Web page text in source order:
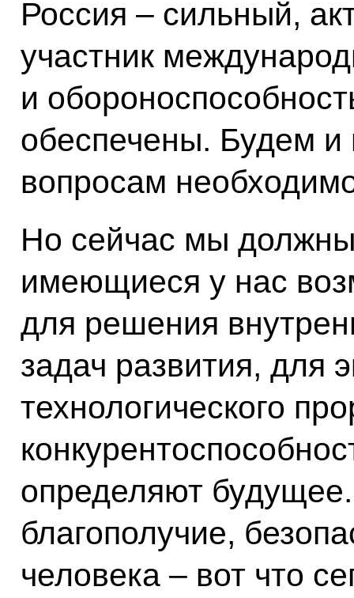
Россия – сильный,
участник
и
обеспечены. Будем и
вопросам
Но сейчас мы должны
имеющиеся у нас
для решения
задач развития, для
технологического
определяют
благополучие,
человека – вот что